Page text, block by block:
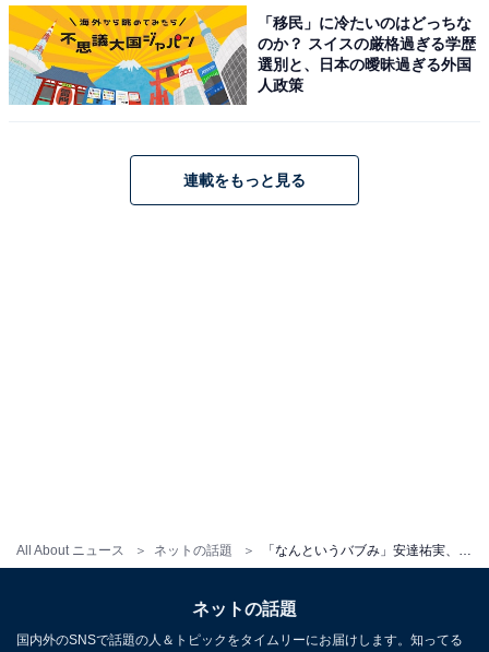
All About ニュース ネットの話題
「移民」に冷たいのはどっちな
のか？ スイスの厳格過ぎる学歴
選別と、日本の曖昧過ぎる外国
人政策
連載をもっと見る
ネットの話題
国内外のSNSで話題の人＆トピックをタイムリーにお届けします。知ってる